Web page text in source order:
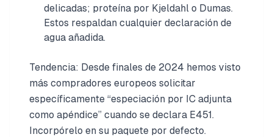
delicadas; proteína por Kjeldahl o Dumas.
Estos respaldan cualquier declaración de
agua añadida.
Tendencia: Desde finales de 2024 hemos visto
más compradores europeos solicitar
específicamente “especiación por IC adjunta
como apéndice” cuando se declara E451.
Incorpórelo en su paquete por defecto.